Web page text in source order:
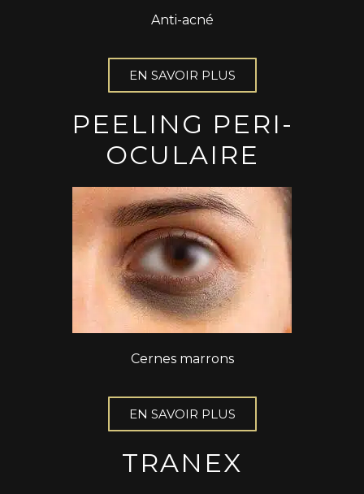
Anti-acné
EN SAVOIR PLUS
PEELING PERI-
OCULAIRE
Cernes marrons
EN SAVOIR PLUS
TRANEX